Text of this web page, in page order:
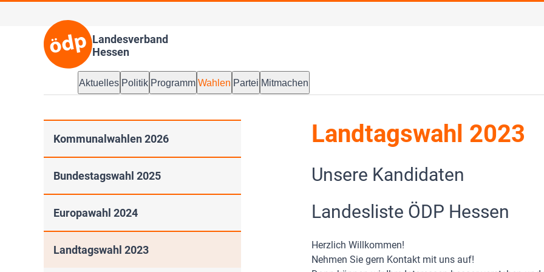
Landesverband
Hessen
Aktuelles Politik Programm Wahlen Partei Mitmachen
Landtagswahl 2023
Unsere Kandidaten
Landesliste ÖDP Hessen
Herzlich Willkommen!
Nehmen Sie gern Kontakt mit uns auf!
Kommunalwahlen 2026
Bundestagswahl 2025
Europawahl 2024
Landtagswahl 2023